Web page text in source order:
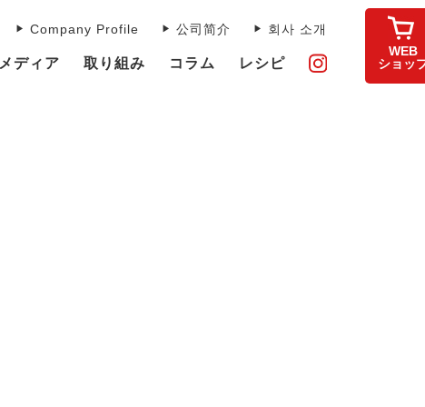
Company Profile 公司简介 회사 소개
メディア 取り組み コラム レシピ
WEB
ショッ